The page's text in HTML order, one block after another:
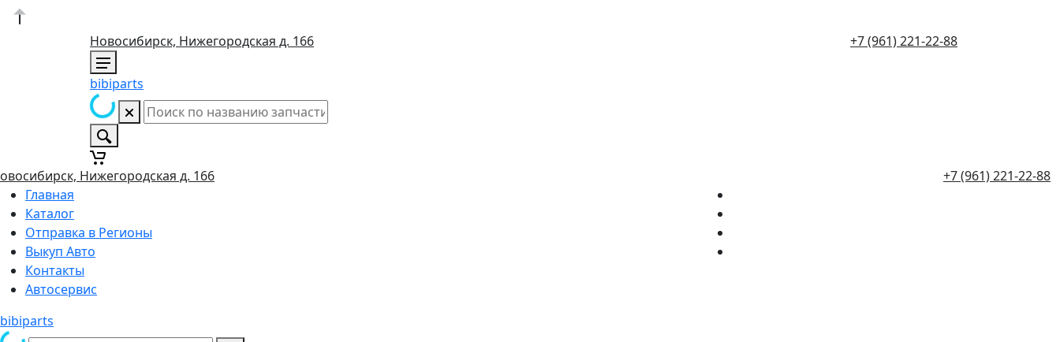
Новосибирск, Нижегородская д. 166 +7 (961) 221-22-88
bibiparts
Нижегородская д. 166
+7 (961) 221-22-88
Главная
Каталог
Отправка в Регионы
Выкуп Авто
Контакты
Автосервис
bibiparts